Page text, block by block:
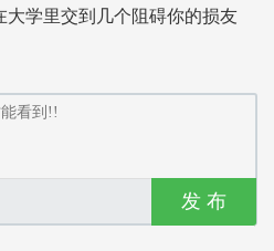
大学里交到几个阻碍你的损友
发 布